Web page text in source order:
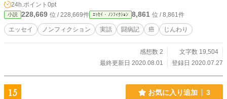
24h.ポイント 0pt
小説 228,669 位 / 228,669件 ｴｯｾｲ・ﾉﾝﾌｨｸｼｮﾝ 8,861 位 / 8,861件
エッセイ ノンフィクション 実話 闘病記 癌 じんわり
感想数 2
文字数 19,504
最終更新日 2020.08.01
登録日 2020.07.27
15 お気に入り追加 3